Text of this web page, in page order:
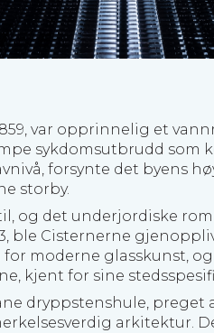
var opprinnelig et
sykdomsutbrudd som
forsynte det byens
storby.
til, og det underjordiske
ble Cisternerne
for moderne glasskunst,
kjent for sine
dryppstenshule,
arkitektur.